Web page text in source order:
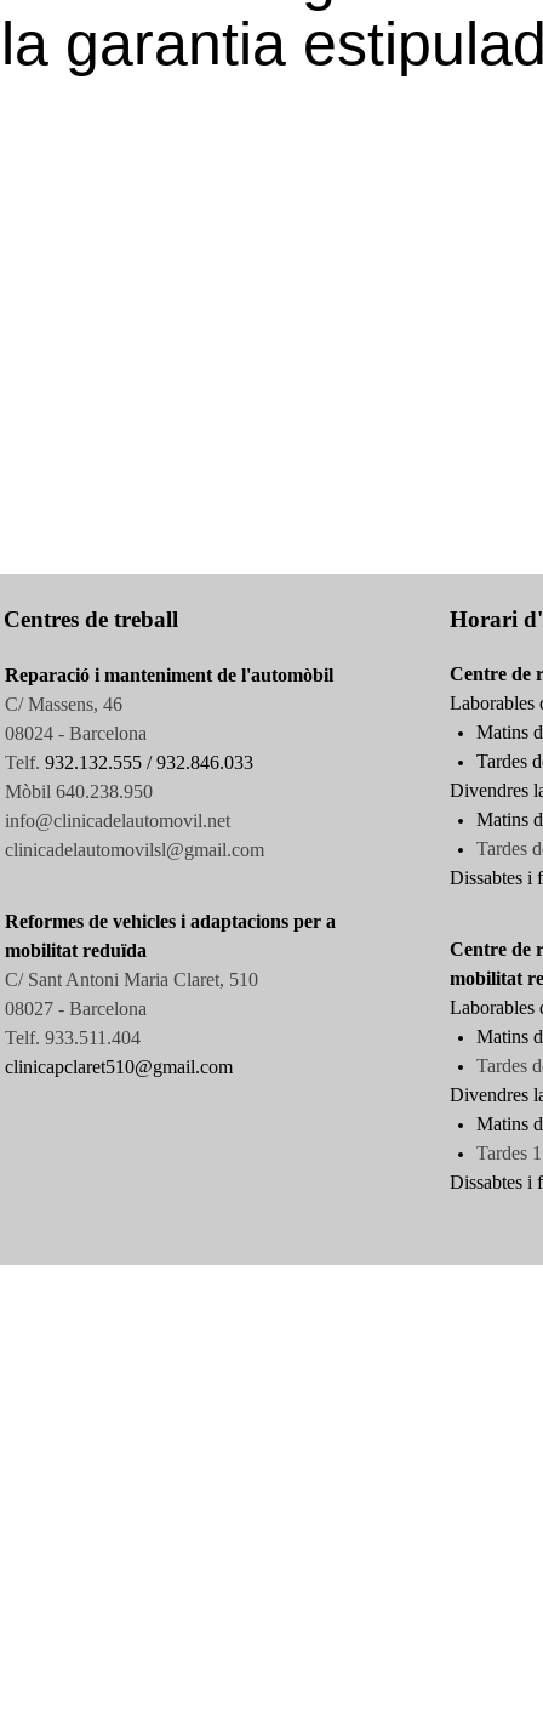
la garantia
Centres de treball
Reparació i manteniment de l'automòbil
C/ Massens, 46
08024 - Barcelona
Telf. 932.132.555 /932.846.033
Mòbil 640.238.950
info@clinicadelautomovil.net
clinicadelautomovilsl@gmail.com
Horari
Reformes de vehicles i adaptacions per a
mobilitat reduïda
C/ Sant Antoni Maria Claret, 510
08027 - Barcelona
Telf. 933.511.404
clinicapclaret510@gmail.com
Centre de
Laborables
Matins
Tardes
Divendres
Matins
Tardes
Dissabtes i
Centre de
mobilitat
Laborables
Matins
Tardes
Divendres
Matins
Tardes
Dissabtes i